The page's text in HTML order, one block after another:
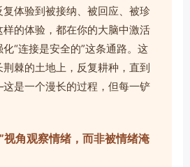
体验到被接纳、被回应、被珍
的体验，都在你的大脑中激活
“连接是安全的”这条通路。这
棘的土地上，反复耕种，直到
是一个漫长的过程，但每一铲
视角观察情绪，而非被情绪淹